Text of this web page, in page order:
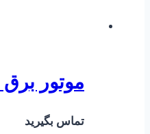
موتور
تماس بگیرید